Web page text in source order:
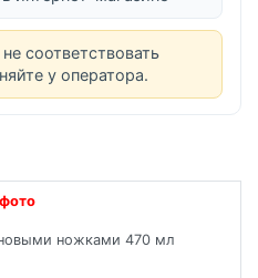
соответствовать
у оператора.
ножками 470 мл